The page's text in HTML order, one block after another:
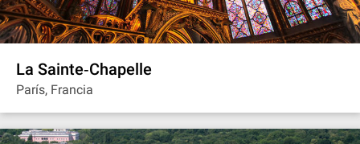
La Sainte‐Chapelle
París, Francia